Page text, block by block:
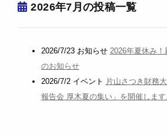
2026年7月の投稿一覧
2026/7/23 お知らせ 2026年夏休み
のお知らせ
2026/7/2 イベント 片山さつき財務
報告会 厚木夏の集い」を開催します